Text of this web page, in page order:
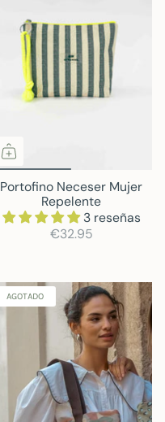
Portofino Neceser Mujer
Repelente
3 reseñas
€32.95
AGOTADO